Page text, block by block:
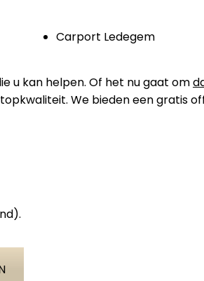
Carport Ledegem
u kan helpen. Of het nu gaat om
We bieden een gratis